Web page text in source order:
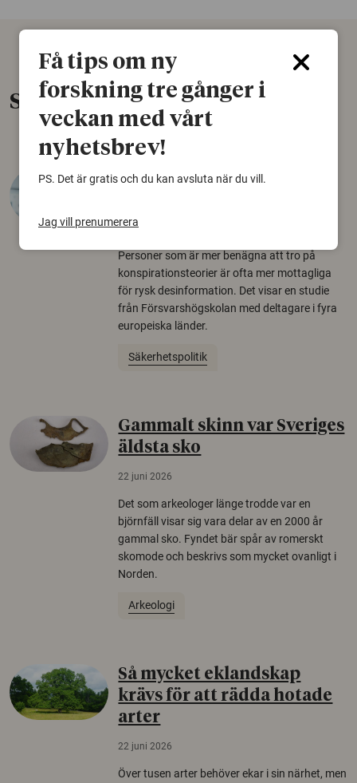
Senaste nytt
Varför tror vissa på rysk
30 juli 2026
Personer som är mer benägna att tro på
konspirationsteorier är ofta mer mottagliga
för rysk desinformation. Det visar en studie
från Försvarshögskolan med deltagare i fyra
europeiska länder.
Säkerhetspolitik
Gammalt skinn var Sveriges
äldsta sko
22 juni 2026
Det som arkeologer länge trodde var en
björnfäll visar sig vara delar av en 2000 år
gammal sko. Fyndet bär spår av romerskt
skomode och beskrivs som mycket ovanligt i
Norden.
Arkeologi
Så mycket eklandskap
krävs för att rädda hotade
arter
22 juni 2026
Över tusen arter behöver ekar i sin närhet, men
Få tips om ny
forskning tre gånger i
veckan med vårt
nyhetsbrev!
PS. Det är gratis och du kan avsluta när du vill.
Jag vill prenumerera